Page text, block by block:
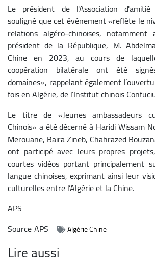
Le président de l'Association
souligné que cet événement «reflète le
relations algéro-chinoises,
président de la République, M.
Chine en 2023, au cours de
coopération bilatérale ont été
domaines», rappelant également
fois en Algérie, de l’Institut chinois
Le titre de «Jeunes ambassadeurs
Chinois» a été décerné à Haridi Wissam
Merouane, Baïra Zineb, Chahrazed
ont participé avec leurs propres
courtes vidéos portant principalement
langue chinoises, exprimant ainsi leur
culturelles entre l’Algérie et la Chine.
APS
SourceAPS Algérie Chine
Lire aussi